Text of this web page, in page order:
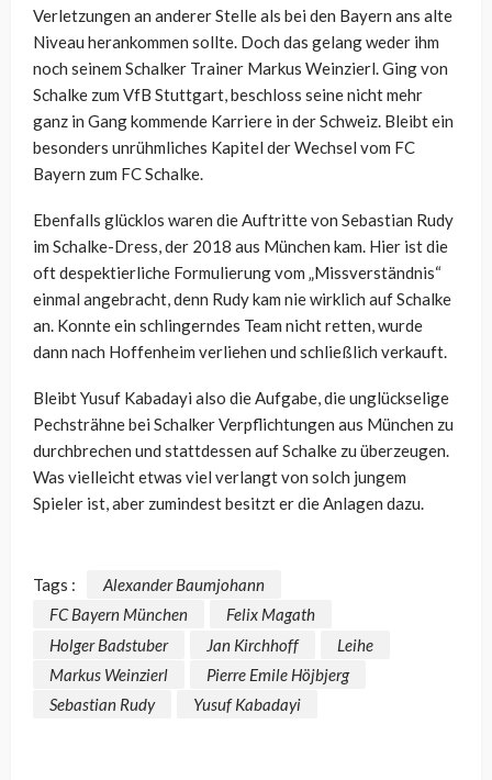
Verletzungen an anderer Stelle als bei den Bayern ans alte
Niveau herankommen sollte. Doch das gelang weder ihm
noch seinem Schalker Trainer Markus Weinzierl. Ging von
Schalke zum VfB Stuttgart, beschloss seine nicht mehr
ganz in Gang kommende Karriere in der Schweiz. Bleibt ein
besonders unrühmliches Kapitel der Wechsel vom FC
Bayern zum FC Schalke.
Ebenfalls glücklos waren die Auftritte von Sebastian Rudy
im Schalke-Dress, der 2018 aus München kam. Hier ist die
oft despektierliche Formulierung vom „Missverständnis“
einmal angebracht, denn Rudy kam nie wirklich auf Schalke
an. Konnte ein schlingerndes Team nicht retten, wurde
dann nach Hoffenheim verliehen und schließlich verkauft.
Bleibt Yusuf Kabadayi also die Aufgabe, die unglückselige
Pechsträhne bei Schalker Verpflichtungen aus München zu
durchbrechen und stattdessen auf Schalke zu überzeugen.
Was vielleicht etwas viel verlangt von solch jungem
Spieler ist, aber zumindest besitzt er die Anlagen dazu.
Tags :
Alexander Baumjohann
FC Bayern München
Felix Magath
Holger Badstuber
Jan Kirchhoff
Leihe
Markus Weinzierl
Pierre Emile Höjbjerg
Sebastian Rudy
Yusuf Kabadayi